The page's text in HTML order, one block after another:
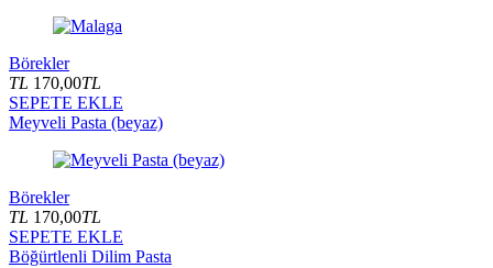
Börekler
TL 170,00TL
SEPETE EKLE
Meyveli Pasta (beyaz)
Börekler
TL 170,00TL
SEPETE EKLE
Böğürtlenli Dilim Pasta